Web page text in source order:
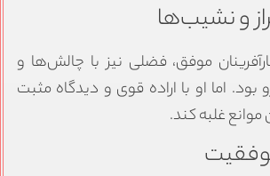
و نشیب‌ها
موفق، فضلی نیز با چالش‌ها و
بود. اما او با اراده قوی و دیدگاه مثبت
غلبه کند.